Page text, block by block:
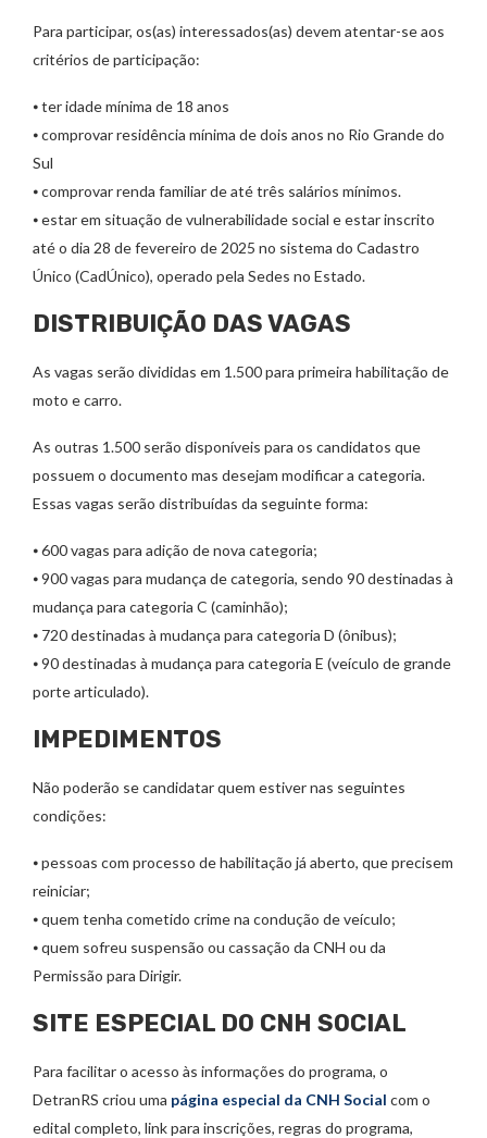
Para participar, os(as) interessados(as) devem atentar-se aos
critérios de participação:
⦁ ter idade mínima de 18 anos
⦁ comprovar residência mínima de dois anos no Rio Grande do
Sul
⦁ comprovar renda familiar de até três salários mínimos.
⦁ estar em situação de vulnerabilidade social e estar inscrito
até o dia 28 de fevereiro de 2025 no sistema do Cadastro
Único (CadÚnico), operado pela Sedes no Estado.
DISTRIBUIÇÃO DAS VAGAS
As vagas serão divididas em 1.500 para primeira habilitação de
moto e carro.
As outras 1.500 serão disponíveis para os candidatos que
possuem o documento mas desejam modificar a categoria.
Essas vagas serão distribuídas da seguinte forma:
⦁ 600 vagas para adição de nova categoria;
⦁ 900 vagas para mudança de categoria, sendo 90 destinadas à
mudança para categoria C (caminhão);
⦁ 720 destinadas à mudança para categoria D (ônibus);
⦁ 90 destinadas à mudança para categoria E (veículo de grande
porte articulado).
IMPEDIMENTOS
Não poderão se candidatar quem estiver nas seguintes
condições:
⦁ pessoas com processo de habilitação já aberto, que precisem
reiniciar;
⦁ quem tenha cometido crime na condução de veículo;
⦁ quem sofreu suspensão ou cassação da CNH ou da
Permissão para Dirigir.
SITE ESPECIAL DO CNH SOCIAL
Para facilitar o acesso às informações do programa, o
DetranRS criou uma página especial da CNH Social com o
edital completo, link para inscrições, regras do programa,